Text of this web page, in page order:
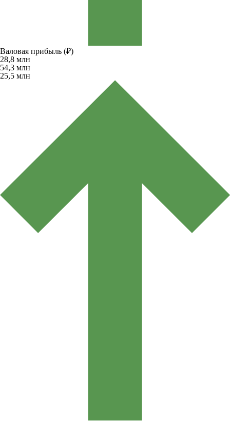
Валовая прибыль (₽)
28,8 млн
54,3 млн
25,5 млн